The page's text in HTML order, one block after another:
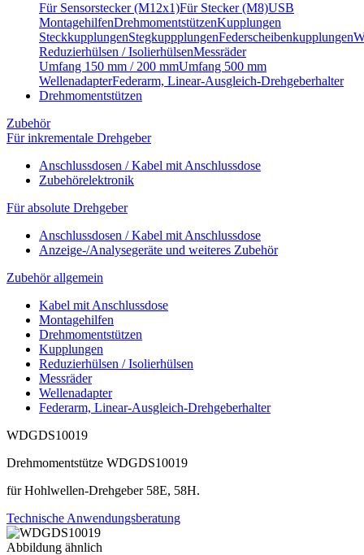
Für Sensorstecker (M12x1)Für Stecker (M8)USB
MontagehilfenDrehmomentstützenKupplungen
SteckkupplungenStegkuppplungenFederscheibenkupplungen
Reduzierhülsen / IsolierhülsenMessräder
Umfang 150 mm / 200 mmUmfang 500 mm
WellenadapterFederarm, Linear-Ausgleich-Drehgeberhalter
Drehmomentstützen
Zubehör
Für inkrementale Drehgeber
Anschlussdosen / Kabel mit Anschlussdose
Zubehörelektronik
Für absolute Drehgeber
Anschlussdosen / Kabel mit Anschlussdose
Anzeige-/Analysegeräte und weiteres Zubehör
Zubehör allgemein
Kabel mit Anschlussdose
Montagehilfen
Drehmomentstützen
Kupplungen
Reduzierhülsen / Isolierhülsen
Messräder
Wellenadapter
Federarm, Linear-Ausgleich-Drehgeberhalter
WDGDS10019
Drehmomentstütze WDGDS10019
für Hohlwellen-Drehgeber 58E, 58H.
Technische Anwendungsberatung
Abbildung ähnlich